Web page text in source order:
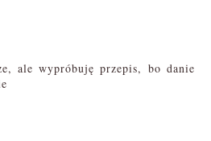
ale wypróbuję przepis, bo danie